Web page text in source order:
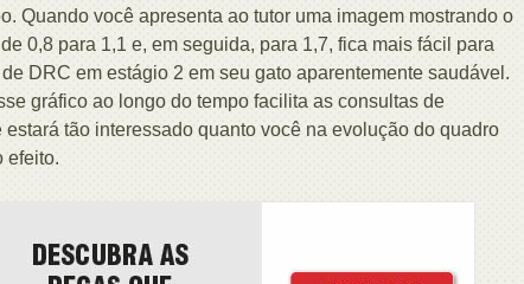
Quando você apresenta ao tutor uma imagem mostrando o
0,8 para 1,1 e, em seguida, para 1,7, fica mais fácil para
DRC em estágio 2 em seu gato aparentemente saudável.
gráfico ao longo do tempo facilita as consultas de
tão interessado quanto você na evolução do quadro
efeito.